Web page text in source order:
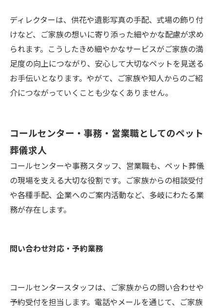
ディレクターは、供花や遺影写真の手配、式場の飾り付
けなど、ご家族の想いに寄り添った細やかな配慮が求め
られます。こうしたきめ細やかなサービスがご家族の満
足度の向上につながり、安心して大切なペットを見送る
お手伝いとなります。やがて、ご家族や知人からのご紹
介につながっていくことも少なくありません。
コールセンター・事務・営業職としてのペット
葬儀求人
コールセンターや事務スタッフ、営業職も、ペット葬儀
の現場を支える大切な役割です。ご家族からの相談受付
や各種手配、企業へのご案内活動など、多岐にわたる業
務が存在します。
問い合わせ対応・予約業務
コールセンタースタッフは、ご家族からの問い合わせや
予約受付を担当します。電話やメールを通じて、ご家族